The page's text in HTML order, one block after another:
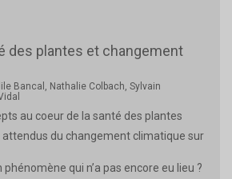
des plantes et changement
Bancal, Nathalie Colbach, Sylvain
au coeur de la santé des plantes
attendus du changement climatique sur
qui n’a pas encore eu lieu ?